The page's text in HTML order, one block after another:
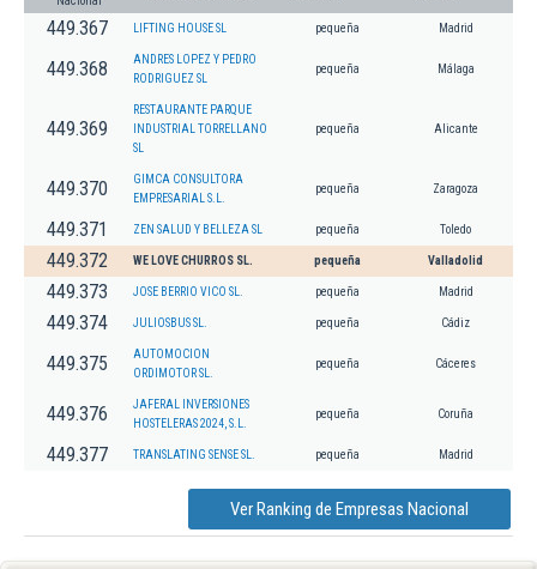
449.367 LIFTING HOUSE SL pequeña Madrid
449.368
ANDRES LOPEZ Y PEDRO
RODRIGUEZ SL
pequeña Málaga
449.369
RESTAURANTE PARQUE
INDUSTRIAL TORRELLANO
SL
pequeña Alicante
449.370
GIMCA CONSULTORA
EMPRESARIAL S.L.
pequeña Zaragoza
449.371 ZEN SALUD Y BELLEZA SL pequeña Toledo
449.372 WE LOVE CHURROS SL. pequeña Valladolid
449.373 JOSE BERRIO VICO SL. pequeña Madrid
449.374 JULIOSBUS SL. pequeña Cádiz
449.375
AUTOMOCION
ORDIMOTOR SL.
pequeña Cáceres
449.376
JAFERAL INVERSIONES
HOSTELERAS 2024, S.L.
pequeña Coruña
449.377 TRANSLATING SENSE SL. pequeña Madrid
Ver Ranking de Empresas Nacional